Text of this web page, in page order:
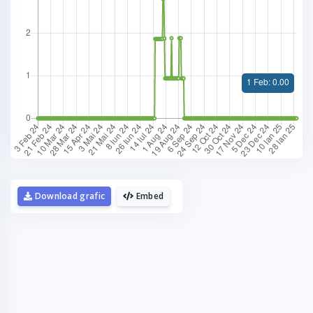
Embed
Download grafic
La fel cum tie iti plac graficele,